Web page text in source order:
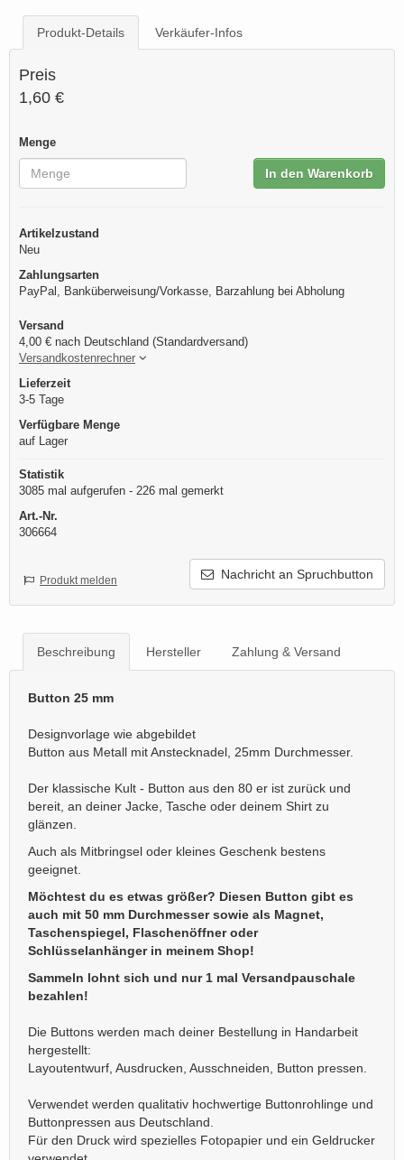
Produkt-Details Verkäufer-Infos
Preis
1,60 €
Menge
In den Warenkorb
Artikelzustand
Neu
Zahlungsarten
PayPal, Banküberweisung/Vorkasse, Barzahlung bei Abholung
Versand
4,00 € nach Deutschland (Standardversand)
Versandkostenrechner
Lieferzeit
3-5 Tage
Verfügbare Menge
auf Lager
Statistik
3085 mal aufgerufen - 226 mal gemerkt
Art.-Nr.
306664
Nachricht an Spruchbutton
Produkt melden
Beschreibung Hersteller Zahlung & Versand
Button 25 mm
Designvorlage wie abgebildet
Button aus Metall mit Anstecknadel, 25mm Durchmesser.
Der klassische Kult - Button aus den 80 er ist zurück und
bereit, an deiner Jacke, Tasche oder deinem Shirt zu
glänzen.
Auch als Mitbringsel oder kleines Geschenk bestens
geeignet.
Möchtest du es etwas größer? Diesen Button gibt es
auch mit 50 mm Durchmesser sowie als Magnet,
Taschenspiegel, Flaschenöffner oder
Schlüsselanhänger in meinem Shop!
Sammeln lohnt sich und nur 1 mal Versandpauschale
bezahlen!
Die Buttons werden mach deiner Bestellung in Handarbeit
hergestellt:
Layoutentwurf, Ausdrucken, Ausschneiden, Button pressen.
Verwendet werden qualitativ hochwertige Buttonrohlinge und
Buttonpressen aus Deutschland.
Für den Druck wird spezielles Fotopapier und ein Geldrucker